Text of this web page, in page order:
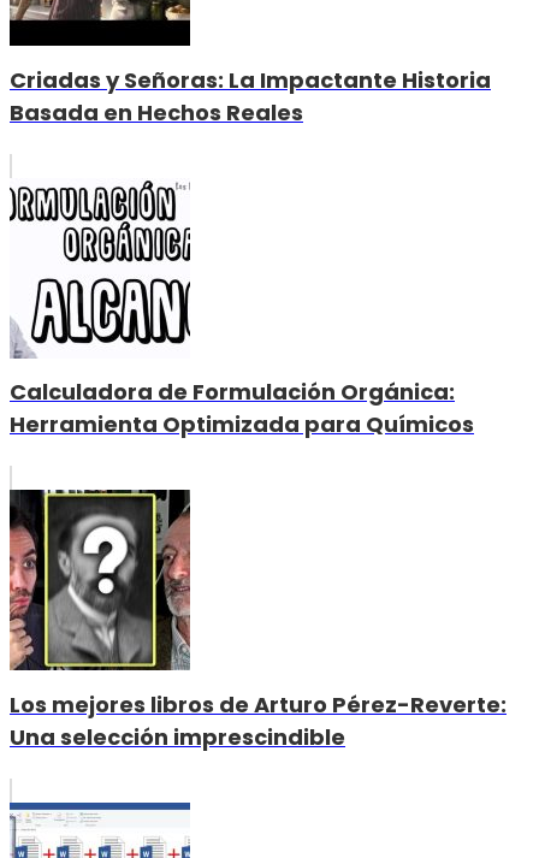
Criadas y Señoras: La Impactante Historia
Basada en Hechos Reales
Calculadora de Formulación Orgánica:
Herramienta Optimizada para Químicos
Los mejores libros de Arturo Pérez-Reverte:
Una selección imprescindible